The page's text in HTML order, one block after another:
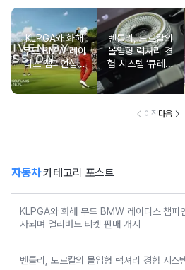
KLPGA와 화해
무드 BMW 레이
디스 챔피언십…
국내 유일 ‘드림
매치’ 성사되며 얼
벤틀리, 토르칼의
몰입형 럭셔리 경
험 시스템 ‘큐레이
션 엔진’ 공개
이전다음
자동차카테고리 포스트
KLPGA와 화해 무드 BMW 레이디스 챔피
사되며 얼리버드 티켓 판매 개시
벤틀리, 토르칼의 몰입형 럭셔리 경험 시스